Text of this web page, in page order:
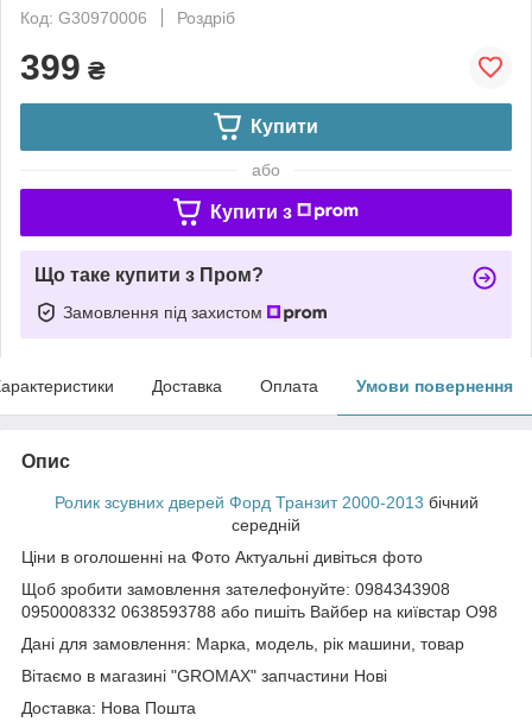
Код: G30970006
Роздріб
399 ₴
Купити
або
Купити з
Що таке купити з Пром?
Замовлення під захистом
Доставка Оплата Умови повернення
Опис
Ролик зсувних дверей Форд Транзит 2000-2013 бічний
середній
Ціни в оголошенні на Фото Актуальні дивіться фото
Щоб зробити замовлення зателефонуйте: 0984343908
0950008332 0638593788 або пишіть Вайбер на київстар О98
Дані для замовлення: Марка, модель, рік машини, товар
Вітаємо в магазині "GROMAX" запчастини Нові
Доставка: Нова Пошта